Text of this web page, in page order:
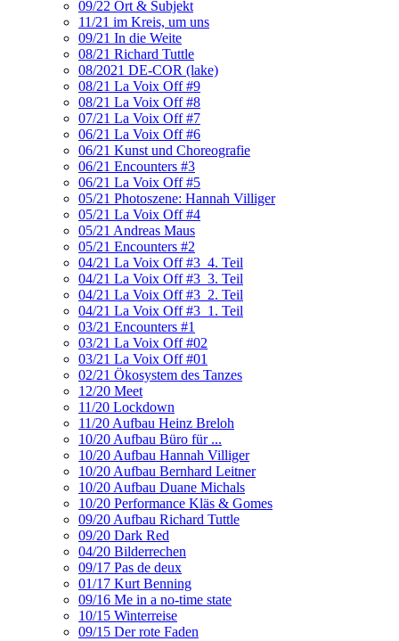
09/22 Ort & Subjekt
11/21 im Kreis, um uns
09/21 In die Weite
08/21 Richard Tuttle
08/2021 DE-COR (lake)
08/21 La Voix Off #9
08/21 La Voix Off #8
07/21 La Voix Off #7
06/21 La Voix Off #6
06/21 Kunst und Choreografie
06/21 Encounters #3
06/21 La Voix Off #5
05/21 Photoszene: Hannah Villiger
05/21 La Voix Off #4
05/21 Andreas Maus
05/21 Encounters #2
04/21 La Voix Off #3_4. Teil
04/21 La Voix Off #3_3. Teil
04/21 La Voix Off #3_2. Teil
04/21 La Voix Off #3_1. Teil
03/21 Encounters #1
03/21 La Voix Off #02
03/21 La Voix Off #01
02/21 Ökosystem des Tanzes
12/20 Meet
11/20 Lockdown
11/20 Aufbau Heinz Breloh
10/20 Aufbau Büro für ...
10/20 Aufbau Hannah Villiger
10/20 Aufbau Bernhard Leitner
10/20 Aufbau Duane Michals
10/20 Performance Kläs & Gomes
09/20 Aufbau Richard Tuttle
09/20 Dark Red
04/20 Bilderrechen
09/17 Pas de deux
01/17 Kurt Benning
09/16 Me in a no-time state
10/15 Winterreise
09/15 Der rote Faden